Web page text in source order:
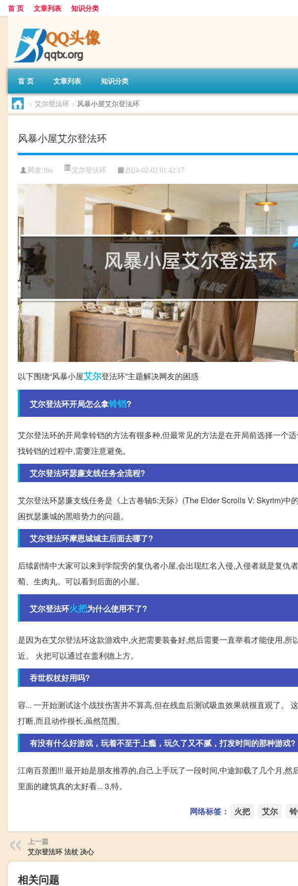
首 页 文章列表 知识分类
首 页 文章列表 知识分类
> 艾尔登法环 > 风暴小屋艾尔登法环
风暴小屋艾尔登法环
网友:fbx 艾尔登法环 2024-02-02 01:42:17
以下围绕“风暴小屋艾尔登法环”主题解决网友的困惑
艾尔登法环开局怎么拿铃铛?
艾尔登法环的开局拿铃铛的方法有很多种,但最常见的方法是在开局前选择一个
找铃铛的过程中,需要注意避免。
艾尔登法环瑟廉支线任务全流程?
艾尔登法环瑟廉支线任务是《上古卷轴5:天际》(The Elder Scrolls V: Skyrim)中
困扰瑟廉城的黑暗势力的问题。
艾尔登法环摩恩城城主后面去哪了?
后续剧情中大家可以来到学院旁的复仇者小屋,会出现红名入侵,入侵者就是复仇
萄、生肉丸。可以看到后面的小屋。
艾尔登法环火把为什么使用不了?
是因为在艾尔登法环这款游戏中,火把需要装备好,然后需要一直举着才能使用,
近。 火把可以通过在盖利德上方。
吞世权杖好用吗?
容... 一开始测试这个战技伤害并不算高,但在残血后测试吸血效果就很直观了。
打断,而且动作很长,虽然范围。
有没有什么好游戏，玩着不至于上瘾，玩久了又不腻，打发时间的那种游戏?
江南百景图!!! 最开始是朋友推荐的,自己上手玩了一段时间,中途卸载了几个月,
里面的建筑真的太好看... 3,特。
网络标签： 火把 艾尔
上一篇
艾尔登法环 法杖 决心
相关问题